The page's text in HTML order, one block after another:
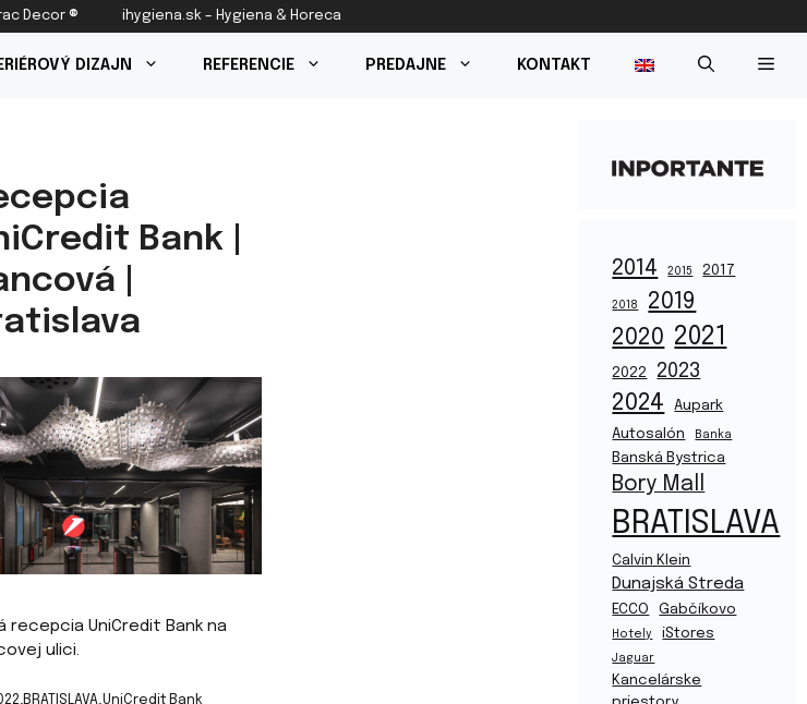
Decor ® ihygiena.sk – Hygiena & Horeca
DIZAJN REFERENCIE PREDAJNE KONTAKT
Bank |
|
recepcia UniCredit Bank na
ulici.
,BRATISLAVA,UniCredit Bank
2014 2015 2017
2018
2019
2020 2021
2022 2023
2024
Aupark
Autosalón
Banka
Banská Bystrica
Bory Mall
BRATISLAVA
Calvin Klein
Dunajská Streda
ECCO Gabčíkovo
Hotely iStores
Jaguar
Kancelárske